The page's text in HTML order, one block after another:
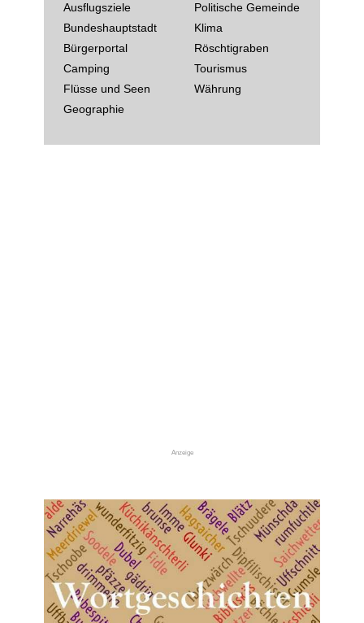
Ausflugsziele
Bundeshauptstadt
Bürgerportal
Camping
Flüsse und Seen
Geographie
Politische Gemeinde
Klima
Röschtigraben
Tourismus
Währung
Anzeige